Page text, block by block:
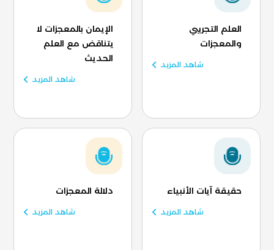
العلم التجريبي
والمعجزات
شاهد المزيد
الإيمان بالمعجزات لا
يتناقض مع العلم
الحديث
شاهد المزيد
حقيقة آيات الأنبياء
شاهد المزيد
دلالة المعجزات
شاهد المزيد